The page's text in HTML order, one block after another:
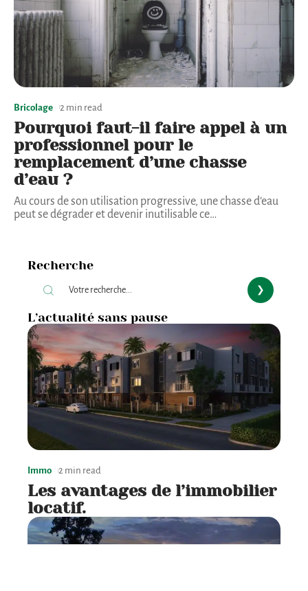
Bricolage 2 min read
Pourquoi faut-il faire appel à un
professionnel pour le
remplacement d’une chasse
d’eau ?
Au cours de son utilisation progressive, une chasse d’eau
peut se dégrader et devenir inutilisable ce…
Recherche
L’actualité sans pause
Immo 2 min read
Les avantages de l’immobilier
locatif.